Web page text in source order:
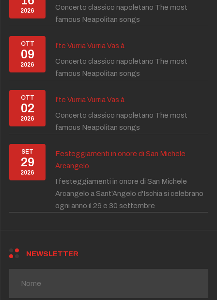
2026
Concerto classico napoletano The most
famous Neapolitan songs
OTT
09
2026
I'te Vurria Vurria Vas à
Concerto classico napoletano The most
famous Neapolitan songs
OTT
02
2026
I'te Vurria Vurria Vas à
Concerto classico napoletano The most
famous Neapolitan songs
SET
29
2026
Festeggiamenti in onore di San Michele
Arcangelo
I festeggiamenti in onore di San Michele
Arcangelo a Sant'Angelo d'Ischia si celebrano
ogni anno il 29 e 30 settembre
NEWSLETTER